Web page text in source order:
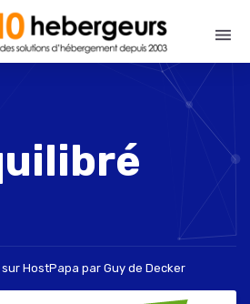
sur HostPapa par Guy de Decker